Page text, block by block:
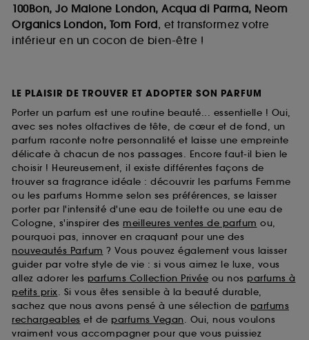
100Bon, Jo Malone London, Acqua di Parma, Neom
Organics London, Tom Ford, et transformez votre
intérieur en un cocon de bien-être !
LE PLAISIR DE TROUVER ET ADOPTER SON PARFUM
Porter un parfum est une routine beauté... essentielle ! Oui,
avec ses notes olfactives de tête, de cœur et de fond, un
parfum raconte notre personnalité et laisse une empreinte
délicate à chacun de nos passages. Encore faut-il bien le
choisir ! Heureusement, il existe différentes façons de
trouver sa fragrance idéale : découvrir les parfums Femme
ou les parfums Homme selon ses préférences, se laisser
porter par l'intensité d'une eau de toilette ou une eau de
Cologne, s'inspirer des meilleures ventes de parfum ou,
pourquoi pas, innover en craquant pour une des
nouveautés Parfum ? Vous pouvez également vous laisser
guider par votre style de vie : si vous aimez le luxe, vous
allez adorer les parfums Collection Privée ou nos parfums à
petits prix. Si vous êtes sensible à la beauté durable,
sachez que nous avons pensé à une sélection de parfums
rechargeables et de parfums Vegan. Oui, nous voulons
vraiment vous accompagner pour que vous puissiez